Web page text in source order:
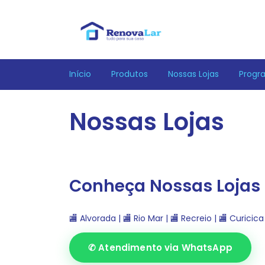
Início Produtos Nossas Lojas
Nossas Lojas
Conheça Nossas Lojas
🏬 Alvorada | 🏬 Rio Mar | 🏬 Recreio | 🏬 Curicica
✆ Atendimento via WhatsApp